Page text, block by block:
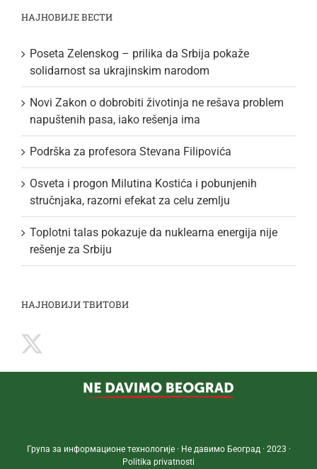
НАЈНОВИЈЕ ВЕСТИ
Poseta Zelenskog – prilika da Srbija pokaže
solidarnost sa ukrajinskim narodom
Novi Zakon o dobrobiti životinja ne rešava problem
napuštenih pasa, iako rešenja ima
Podrška za profesora Stevana Filipovića
Osveta i progon Milutina Kostića i pobunjenih
stručnjaka, razorni efekat za celu zemlju
Toplotni talas pokazuje da nuklearna energija nije
rešenje za Srbiju
НАЈНОВИЈИ ТВИТОВИ
Група за информационе технологије · Не давимо Београд · 2023 ·
Politika privatnosti